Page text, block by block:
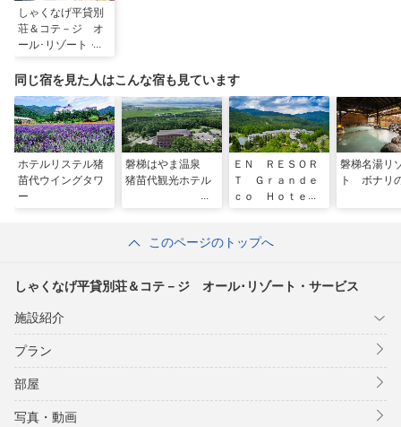
しゃくなげ平貸別
荘＆コテ－ジ オ
ール･リゾート・サ
同じ宿を見た人はこんな宿も見ています
ホテルリステル猪
苗代ウイングタワ
ー
磐梯はやま温泉
猪苗代観光ホテル
ＥＮ ＲＥＳＯＲ
Ｔ Ｇｒａｎｄｅ
ｃｏ Ｈｏｔｅｌ
磐梯名湯リ
ト ボナリ
このページのトップへ
しゃくなげ平貸別荘＆コテ－ジ オール･リゾート・サービス
施設紹介
プラン
部屋
写真・動画